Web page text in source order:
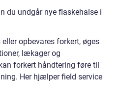
du undgår nye flaskehalse i
opbevares forkert, øges
lækager og
forkert håndtering føre til
Her hjælper field service